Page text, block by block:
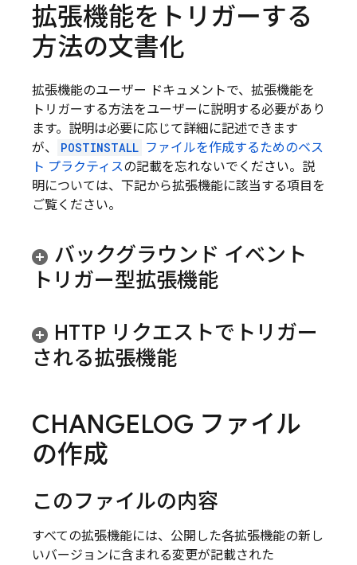
拡張機能をトリガーする
方法の文書化
拡張機能のユーザー ドキュメントで、拡張機能を
トリガーする方法をユーザーに説明する必要があり
ます。説明は必要に応じて詳細に記述できます
が、
POSTINSTALL ファイルを作成するためのベス
ト プラクティスの記載を忘れないでください。説
明については、下記から拡張機能に該当する項目を
ご覧ください。
バックグラウンド イベント
トリガー型拡張機能
HTTP リクエストでトリガー
される拡張機能
CHANGELOG ファイル
の作成
このファイルの内容
すべての拡張機能には、公開した各拡張機能の新し
いバージョンに含まれる変更が記載された